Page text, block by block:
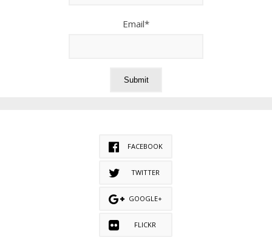
Email*
FACEBOOK
TWITTER
GOOGLE+
FLICKR